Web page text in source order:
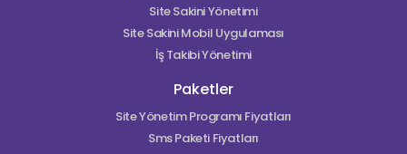
Site Sakini Yönetimi
Site Sakini Mobil Uygulaması
İş Takibi Yönetimi
Paketler
Site Yönetim Programı Fiyatları
Sms Paketi Fiyatları